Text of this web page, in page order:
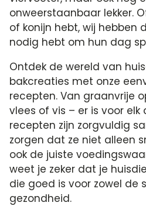
onweerstaanbaar lekker.
of konijn hebt, wij hebben
nodig hebt om hun dag
Ontdek de wereld van
bakcreaties met onze
recepten. Van graanvrije
vlees of vis – er is voor elk
recepten zijn zorgvuldig
zorgen dat ze niet alleen
ook de juiste
weet je zeker dat je
die goed is voor zowel de
gezondheid.